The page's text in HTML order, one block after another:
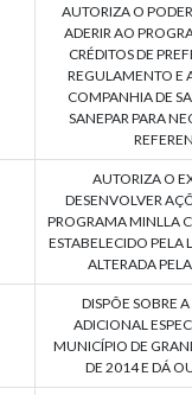
AUTORIZA O
ADERIR AO
CRÉDITOS DE
REGULAMENTO E
COMPANHIA DE
SANEPAR PARA
AUTORIZA O
DESENVOLVER
PROGRAMA MINLLA
ESTABELECIDO
ALTERADA
DISPÕE SOBRE
ADICIONAL
MUNICÍPIO DE
DE 2014 E DÁ